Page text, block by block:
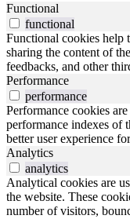
Functional
functional
Functional cookies help
sharing the content of
feedbacks, and other
Performance
performance
Performance cookies
performance indexes of
better user experience
Analytics
analytics
Analytical cookies are
the website. These
number of visitors,